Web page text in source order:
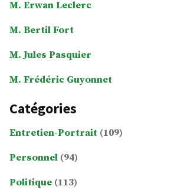
M. Erwan Leclerc
M. Bertil Fort
M. Jules Pasquier
M. Frédéric Guyonnet
Catégories
Entretien-Portrait (109)
Personnel (94)
Politique (113)